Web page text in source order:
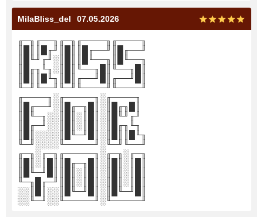
MilaBliss_del 07.05.2026
╓─╖╓──╖╓─╖╓────╖╓────╖
║█║║█╓╜║█║║█╓──╜║█╓──╜
║█╙╜╓╜░║█║║█╙──╖║█╙──╖
║█╓╖╙╖░║█║╙──╖█║╙──╖█║
║█║║█╙╖║█║╓──╜█║╓──╜█║
╙─╜╙──╜╙─╜╙────╜╙────╜
╓────╖░╓─────╖░╓────╖
║█╓──╜░║█╓─╖█║░║█╓╖█║
║█╙─╖░░║█║░║█║░║█╙╜╓╜
║█╓─╜░░║█║░║█║░║█╓╖╙╖
║█║░░░░║█╙─╜█║░║█║║█╙╖
╙─╜░░░░╙─────╜░╙─╜╙──╜
╓─╖░╓─╖╓─────╖░╓─╖░╓─╖
║█║░║█║║█╓─╖█║░║█║░║█║
║█╙─╜█║║█║░║█║░║█║░║█║
╙─╖█╓─╜║█║░║█║░║█║░║█║
░░║█║░░║█╙─╜█║░║█╙─╜█║
░░╙─╜░░╙─────╜░╙─────╜